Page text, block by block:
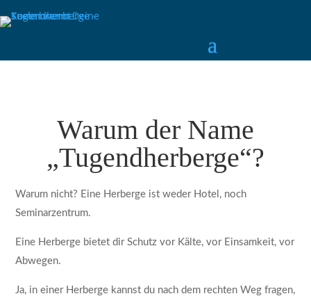
Warum der Name
„Tugendherberge“?
Warum nicht? Eine Herberge ist weder Hotel, noch
Seminarzentrum.
Eine Herberge bietet dir Schutz vor Kälte, vor Einsamkeit, vor
Abwegen.
Ja, in einer Herberge kannst du nach dem rechten Weg fragen,